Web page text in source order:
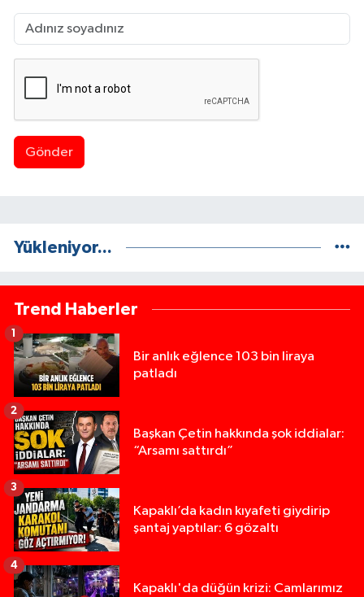
Gönder
Yükleniyor...
Trend Haberler
Bir anlık eğlence 103 bin liraya
patladı
1
Başkan Çetin hakkında şok iddialar:
“Arsamı sattırdı”
2
Kapaklı’da kadın kıyafeti giydirip
şantaj yaptılar: 6 gözaltı
3
Kapaklı'da düğün krizi: Camlarımız
4